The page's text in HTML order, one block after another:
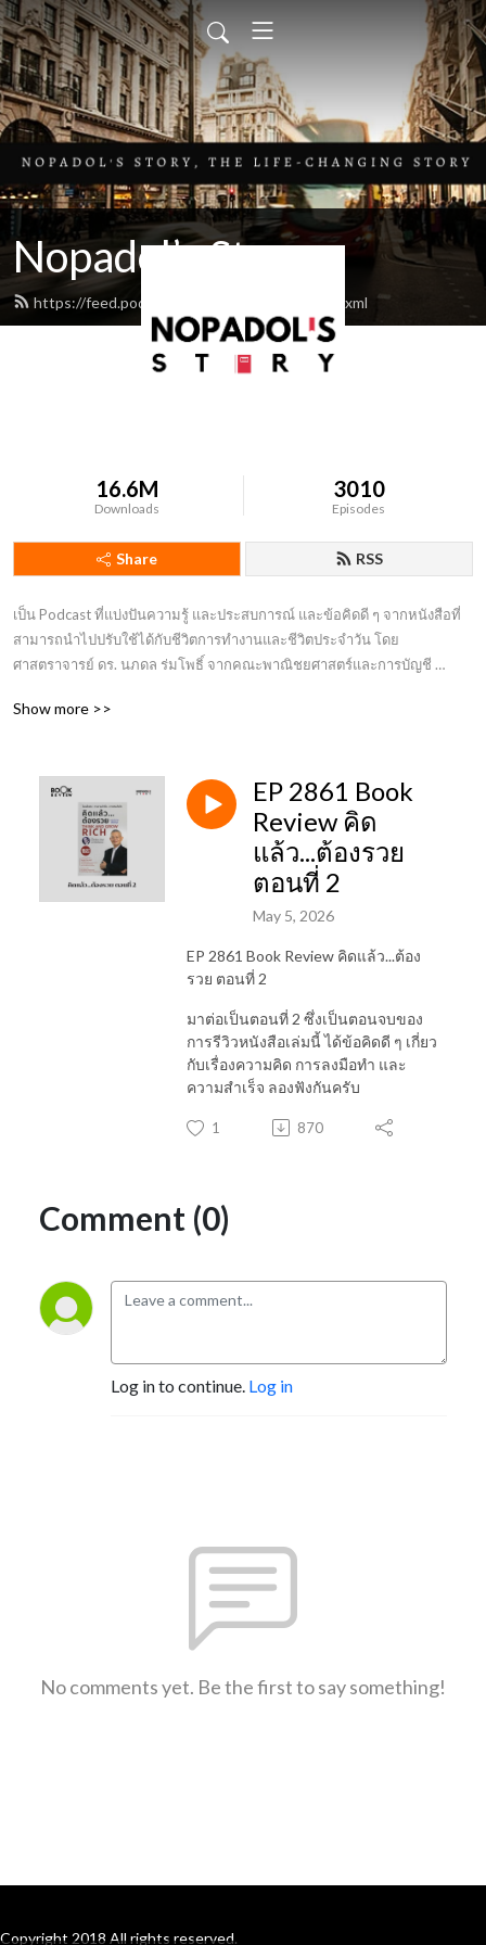
Nopadol’s Story
https://feed.podbean.com/nopadolstory/feed.xml
16.6M
Downloads
3010
Episodes
Share RSS
เป็น Podcast ที่แบ่งปันความรู้ และประสบการณ์ และข้อคิดดี ๆ จากหนังสือที่
สามารถนำไปปรับใช้ได้กับชีวิตการทำงานและชีวิตประจำวัน โดย
ศาสตราจารย์ ดร. นภดล ร่มโพธิ์ จากคณะพาณิชยศาสตร์และการบัญชี
Show more >>
EP 2861 Book
Review คิด
แล้ว...ต้องรวย
ตอนที่ 2
May 5, 2026
EP 2861 Book Review คิดแล้ว...ต้อง
รวย ตอนที่ 2
มาต่อเป็นตอนที่ 2 ซึ่งเป็นตอนจบของ
การรีวิวหนังสือเล่มนี้ ได้ข้อคิดดี ๆ เกี่ยว
กับเรื่องความคิด การลงมือทำ และ
ความสำเร็จ ลองฟังกันครับ
1 870
Comment (0)
Log in to continue. Log in
No comments yet. Be the first to say something!
Copyright 2018 All rights reserved.